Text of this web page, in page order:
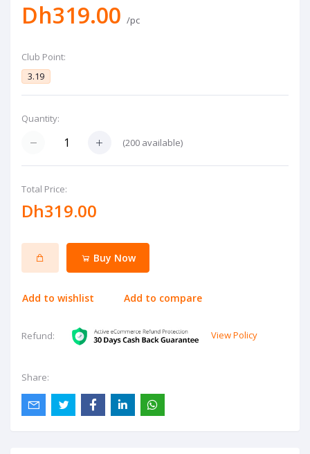
Dh319.00 /pc
Club Point:
3.19
Quantity:
(200 available)
Total Price:
Dh319.00
Buy Now
Add to wishlist Add to compare
Refund: View Policy
Share: